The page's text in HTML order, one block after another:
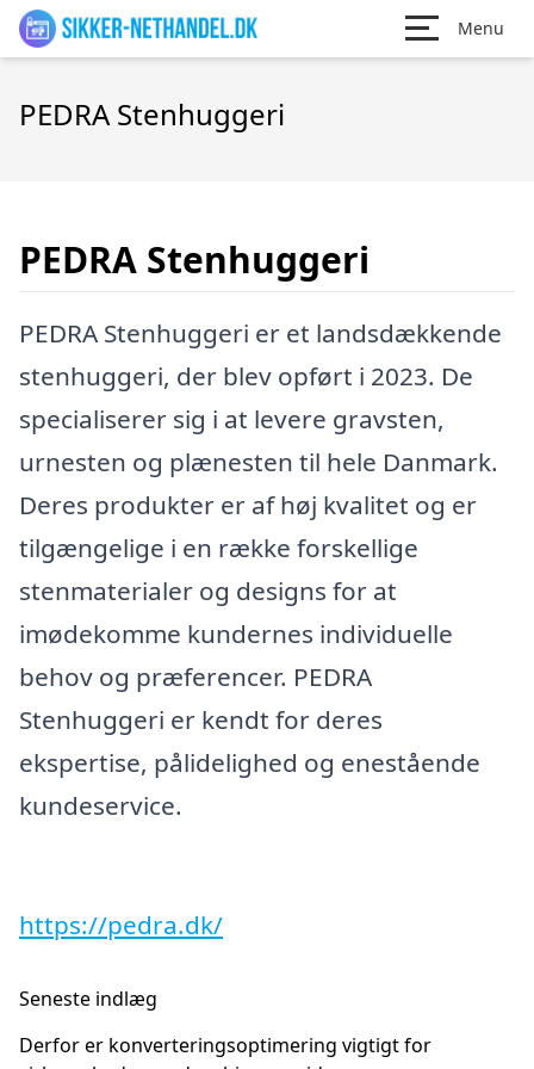
Menu
PEDRA Stenhuggeri
PEDRA Stenhuggeri
PEDRA Stenhuggeri er et landsdækkende
stenhuggeri, der blev opført i 2023. De
specialiserer sig i at levere gravsten,
urnesten og plænesten til hele Danmark.
Deres produkter er af høj kvalitet og er
tilgængelige i en række forskellige
stenmaterialer og designs for at
imødekomme kundernes individuelle
behov og præferencer. PEDRA
Stenhuggeri er kendt for deres
ekspertise, pålidelighed og enestående
kundeservice.
https://pedra.dk/
Seneste indlæg
Derfor er konverteringsoptimering vigtigt for